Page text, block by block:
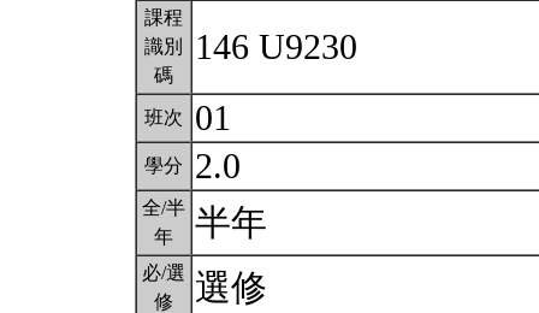
課程
識別
碼
146 U9230
班次 01
學分 2.0
全/半
年
半年
必/選
修
選修